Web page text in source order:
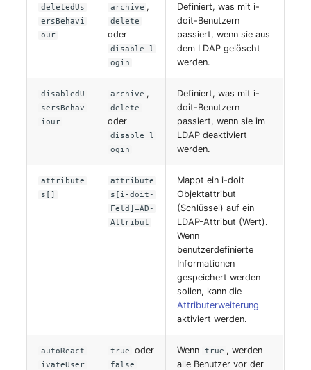
Rechnung
Remote Management
Routing
Räumlich zugeordnete
Objekte
Schnittstelle
Schrank
Servicezuweisung
SIM
Slots
Softwarezuweisung
deletedUs
ersBehavi
our
archive ,
delete
oder
disable_l
ogin
Definiert, was mit i-
doit-Benutzern
passiert, wenn sie aus
dem LDAP gelöscht
werden.
disabledU
sersBehav
iour
archive ,
delete
oder
disable_l
ogin
Definiert, was mit i-
doit-Benutzern
passiert, wenn sie im
LDAP deaktiviert
werden.
attribute
s[]
attribute
s[i-doit-
Feld]=AD-
Attribut
Mappt ein i-doit
Objektattribut
(Schlüssel) auf ein
LDAP-Attribut (Wert).
Wenn
benutzerdefinierte
Informationen
gespeichert werden
sollen, kann die
Attributerweiterung
aktiviert werden.
autoReact
ivateUser
true oder
false
Wenn true , werden
alle Benutzer vor der